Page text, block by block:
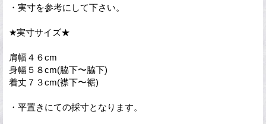
・実寸を参考にして下さい。
★実寸サイズ★
肩幅４６cm
身幅５８cm(脇下〜脇下)
着丈７３cm(襟下〜裾)
・平置きにての採寸となります。